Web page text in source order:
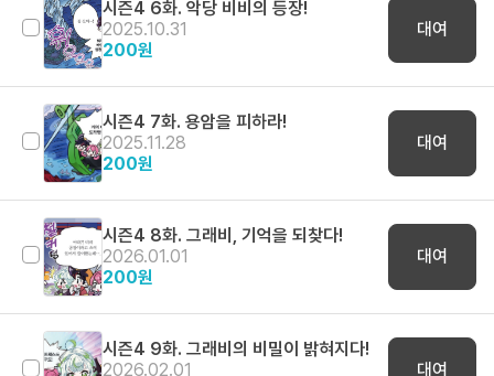
시즌4 6화. 악당 비비의 등장!
2025.10.31
200원
대여
시즌4 7화. 용암을 피하라!
2025.11.28
200원
대여
시즌4 8화. 그래비, 기억을 되찾다!
2026.01.01
200원
대여
시즌4 9화. 그래비의 비밀이 밝혀지다!
2026.02.01
대여